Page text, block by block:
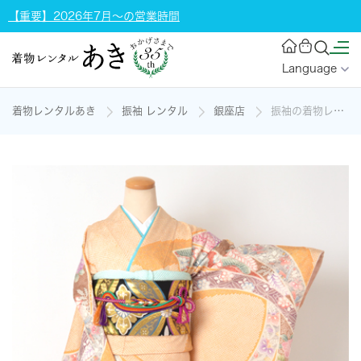
【重要】2026年7月～の営業時間
Language
着物レンタルあき 振袖 レンタル 銀座店 振袖の着物レンタル